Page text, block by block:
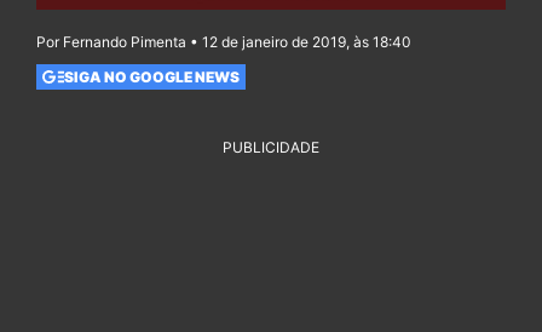
Por Fernando Pimenta • 12 de janeiro de 2019, às 18:40
SIGA NO GOOGLE NEWS
PUBLICIDADE